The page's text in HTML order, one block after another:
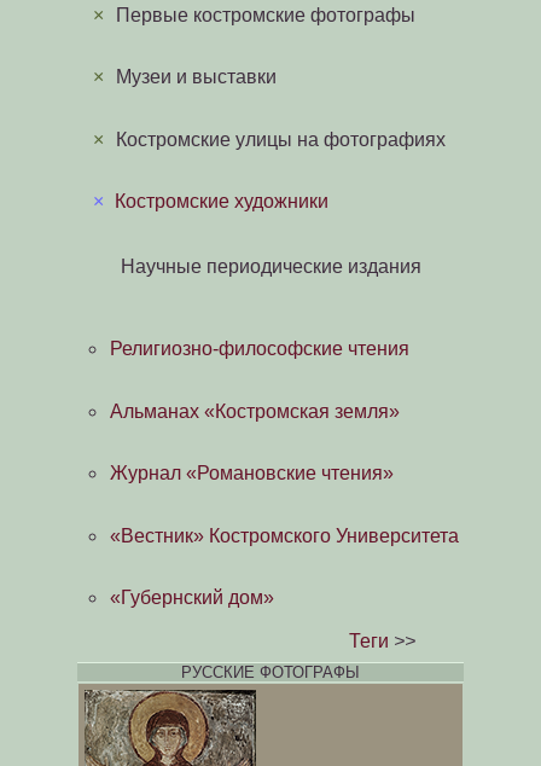
Первые костромские фотографы
Музеи и выставки
Костромские улицы на фотографиях
Костромские художники
Научные периодические издания
Религиозно-философские чтения
Альманах «Костромская земля»
Журнал «Романовские чтения»
«Вестник» Костромского Университета
«Губернский дом»
Теги >>
РУССКИЕ ФОТОГРАФЫ